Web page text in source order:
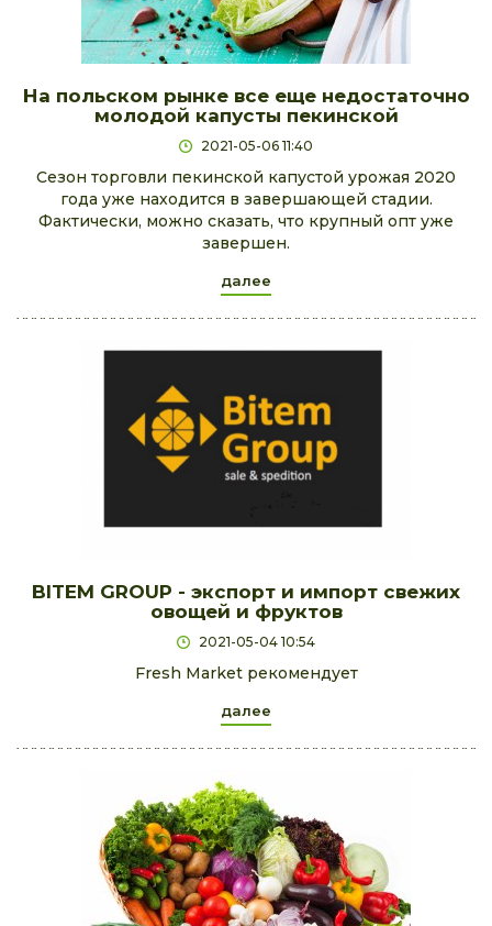
На польском рынке все еще недостаточно
молодой капусты пекинской
2021-05-06 11:40
Сезон торговли пекинской капустой урожая 2020
года уже находится в завершающей стадии.
Фактически, можно сказать, что крупный опт уже
завершен.
далее
BITEM GROUP - экспорт и импорт свежих
овощей и фруктов
2021-05-04 10:54
Fresh Market рекомендует
далее